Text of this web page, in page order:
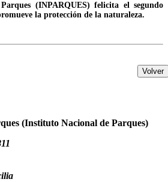
(INPARQUES) felicita el segundo
la protección de la naturaleza.
Volver
(Instituto Nacional de Parques)